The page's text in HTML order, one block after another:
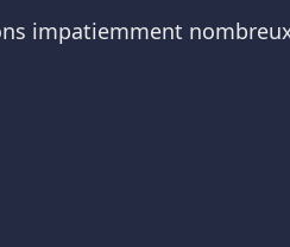
impatiemment